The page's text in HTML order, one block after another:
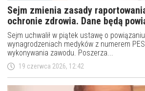
Sejm zmienia zasady
ochronie zdrowia. Dane będą
Sejm uchwalił w piątek ustawę o
wynagrodzeniach medyków z numerem
wykonywania zawodu. Poszerza...
19 czerwca 2026, 12:42